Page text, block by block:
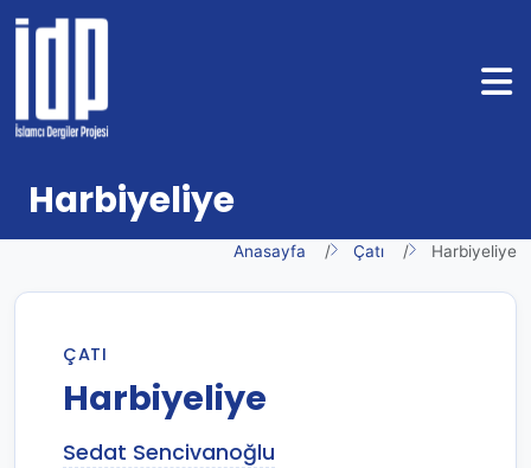
Harbiyeliye
Anasayfa Çatı Harbiyeliye
ÇATI
Harbiyeliye
Sedat Sencivanoğlu